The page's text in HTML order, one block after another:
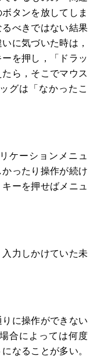
タンを放してしま
べきではない結果
に気づいた時は，
を押し，「ドラッ
ら，そこでマウス
グは「なかったこ
ケーションメニュ
ったり操作が続け
ーを押せばメニュ
力しかけていた未
に操作ができない
合によっては何度
なることが多い。